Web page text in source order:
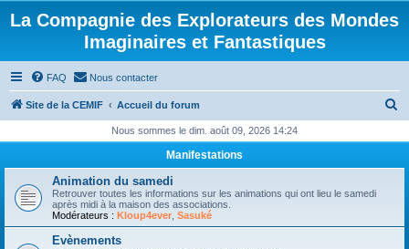
La Compagnie des Explorateurs des Mondes
Imaginaires et Fantastiques
FAQ Nous contacter
Site de la CEMIF Accueil du forum
h
Nous sommes le dim. août 09, 2026 14:24
Manifestations
Animation du samedi
Retrouver toutes les informations sur les animations qui ont lieu le samedi
après midi à la maison des associations.
Modérateurs : Kloup4ever Sasuké
Evènements